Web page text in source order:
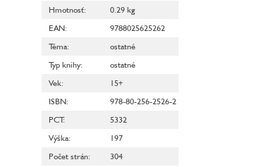
Hmotnosť:
0.29 kg
EAN:
9788025625262
Téma:
ostatné
Typ knihy:
ostatné
Vek:
15+
ISBN:
978-80-256-2526-2
PCT:
5332
Výška:
197
Počet strán:
304